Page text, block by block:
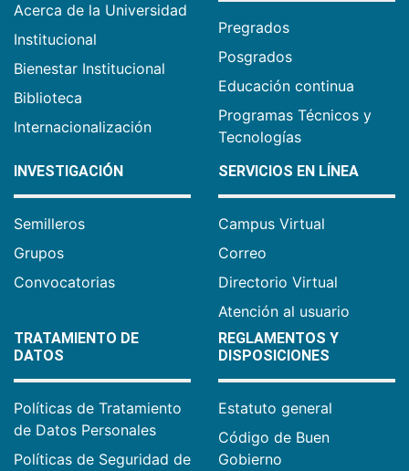
Acerca de la Universidad
Institucional
Bienestar Institucional
Biblioteca
Internacionalización
Pregrados
Posgrados
Educación continua
Programas Técnicos y
Tecnologías
INVESTIGACIÓN
Semilleros
Grupos
Convocatorias
SERVICIOS EN LÍNEA
Campus Virtual
Correo
Directorio Virtual
Atención al usuario
TRATAMIENTO DE
DATOS
Políticas de Tratamiento
de Datos Personales
Políticas de Seguridad de
REGLAMENTOS Y
DISPOSICIONES
Estatuto general
Código de Buen
Gobierno